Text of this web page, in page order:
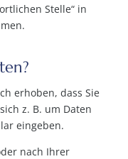
Stelle“ in
erhoben, dass Sie
z. B. um Daten
eingeben.
nach Ihrer